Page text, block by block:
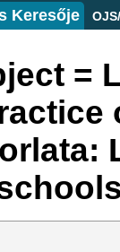
Keresője
=